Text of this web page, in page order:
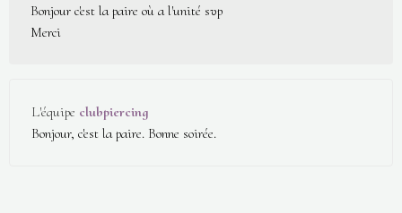
Bonjour c'est la paire où a l'unité svp
Merci
L'équipe clubpiercing
Bonjour, c'est la paire. Bonne soirée.